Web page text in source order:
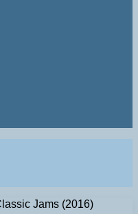
Jams (2016)